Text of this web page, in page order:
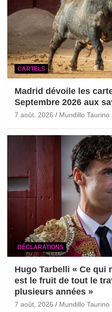
CARTELS
Madrid dévoile les
Septembre 2026 aux
7 août, 2026 Mundillo Taurino
DÉCLARATIONS
Hugo Tarbelli « Ce qui
est le fruit de tout le
plusieurs années »
7 août, 2026 Mundillo Taurino